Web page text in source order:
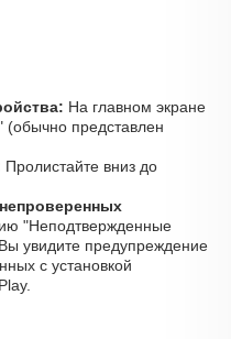
На главном экране
(обычно представлен
Пролистайте вниз до
"Неподтвержденные
увидите предупреждение
с установкой